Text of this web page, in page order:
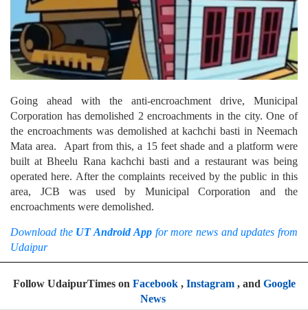
Going ahead with the anti-encroachment drive, Municipal
Corporation has demolished 2 encroachments in the city. One of
the encroachments was demolished at kachchi basti in Neemach
Mata area. Apart from this, a 15 feet shade and a platform were
built at Bheelu Rana kachchi basti and a restaurant was being
operated here. After the complaints received by the public in this
area, JCB was used by Municipal Corporation and the
encroachments were demolished.
Download the UT Android Appfor more news and updates from
Udaipur
Follow UdaipurTimes on Facebook, Instagram, and Google
News